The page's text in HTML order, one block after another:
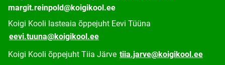
margit.reinpold@koigikool.ee
Koigi Kooli lasteaia õppejuht Eevi Tüüna
eevi.tuuna@koigikool.ee
Koigi Kooli õppejuht Tiia Järve tiia.jarve@koigikool.ee